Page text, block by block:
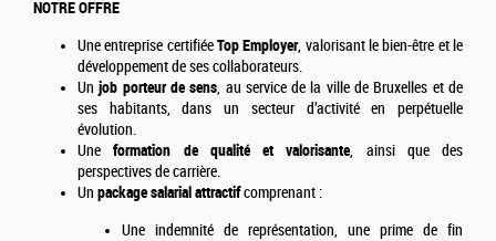
NOTRE OFFRE
Une entreprise certifiéeTop Employer, valorisant le bien-être et le
développement de ses collaborateurs.
Unjob porteur de sens, au service de la ville de Bruxelles et de
ses habitants, dans un secteur d’activité en perpétuelle
évolution.
Uneformation de qualité et valorisante, ainsi que des
perspectives de carrière.
Un package salarial attractifcomprenant :
Une indemnité de représentation, une prime de fin